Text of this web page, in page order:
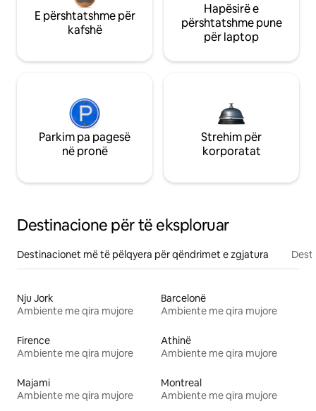
E përshtatshme për
kafshë
Hapësirë e
përshtatshme pune
për laptop
Parkim pa pagesë
në pronë
Strehim për
korporatat
Destinacione për të eksploruar
Destinacionet më të pëlqyera për qëndrimet e zgjatura
Nju Jork
Ambiente me qira mujore
Barcelonë
Ambiente me qira mujore
Firence
Ambiente me qira mujore
Athinë
Ambiente me qira mujore
Majami
Ambiente me qira mujore
Montreal
Ambiente me qira mujore